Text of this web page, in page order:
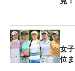
女
位